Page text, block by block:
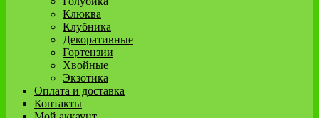
Клюква
Клубника
Декоративные
Гортензии
Хвойные
Экзотика
Оплата и доставка
Контакты